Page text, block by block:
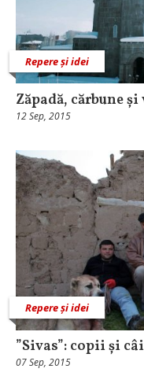
Repere și idei
Zăpadă, cărbune
12 Sep, 2015
Repere și idei
”Sivas”: copii și
07 Sep, 2015